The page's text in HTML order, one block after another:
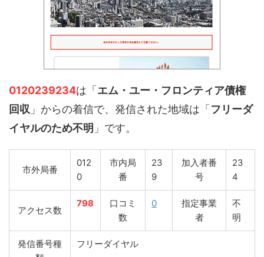
0120239234は「 エム・ユー・フロンティア債権
回収 」からの着信で、発信された地域は「 フリーダ
イヤルのため不明 」です。
市外局番
012
0
市内局
番
23
9
加入者番
号
23
4
アクセス数
798
口コミ
数
0
指定事業
者
不
明
発信番号種
フリーダイヤル